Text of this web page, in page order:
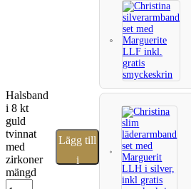
Halsband
i 8 kt
guld
tvinnat
med
zirkoner
mängd
Lägg till
i